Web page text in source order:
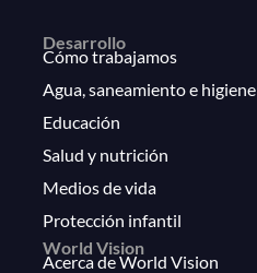
Desarrollo
Cómo trabajamos
Agua, saneamiento e higiene
Educación
Salud y nutrición
Medios de vida
Protección infantil
World Vision
Acerca de World Vision